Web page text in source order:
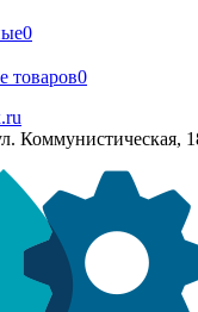
0
товаров0
Коммунистическая,